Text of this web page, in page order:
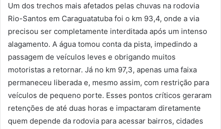
Um dos trechos mais afetados pelas chuvas na rodovia
Rio-Santos em Caraguatatuba foi o km 93,4, onde a via
precisou ser completamente interditada após um intenso
alagamento. A água tomou conta da pista, impedindo a
passagem de veículos leves e obrigando muitos
motoristas a retornar. Já no km 97,3, apenas uma faixa
permaneceu liberada e, mesmo assim, com restrição para
veículos de pequeno porte. Esses pontos críticos geraram
retenções de até duas horas e impactaram diretamente
quem depende da rodovia para acessar bairros, cidades